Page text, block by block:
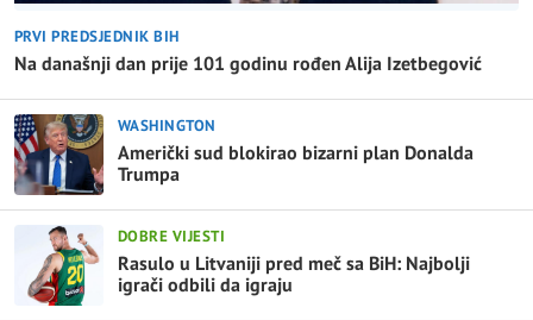
PRVI PREDSJEDNIK BIH
Na današnji dan prije 101 godinu rođen Alija Izetbegović
WASHINGTON
Američki sud blokirao bizarni plan Donalda
Trumpa
DOBRE VIJESTI
Rasulo u Litvaniji pred meč sa BiH: Najbolji
igrači odbili da igraju